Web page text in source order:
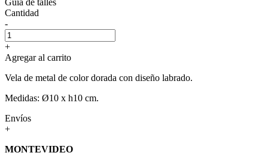
Cantidad
-
+
Agregar al carrito
Vela de metal de color dorada con diseño labrado.
Medidas: Ø10 x h10 cm.
Envíos
+
MONTEVIDEO